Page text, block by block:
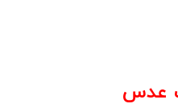
عدس